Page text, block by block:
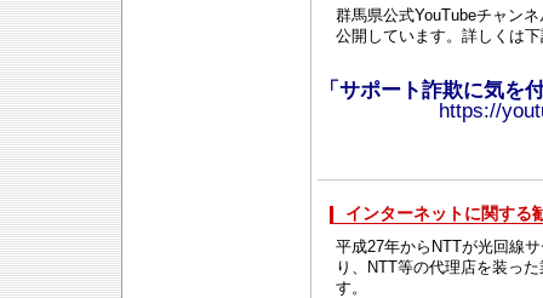
群馬県公式YouTubeチャン
公開しています。詳しくは
「サポート詐欺に気を
https://
インターネットに関する
平成27年からNTTが光回線
り、NTT等の代理店を装っ
す。